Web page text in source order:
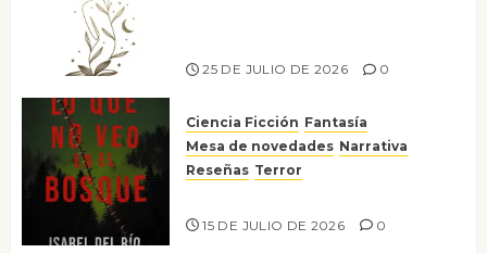
25 DE JULIO DE 2026 0
Ciencia Ficción Fantasía
Mesa de novedades Narrativa
Reseñas Terror
15 DE JULIO DE 2026 0